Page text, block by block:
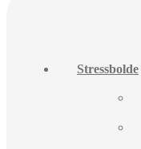
Stressbolde